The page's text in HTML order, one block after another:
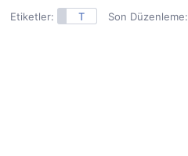
Etiketler: T Son Düzenleme: